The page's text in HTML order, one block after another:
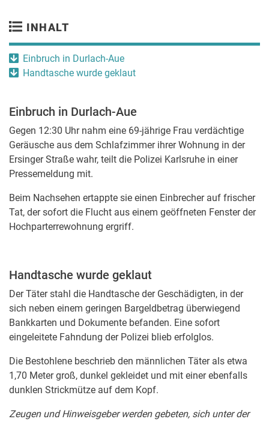
INHALT
Einbruch in Durlach-Aue
Handtasche wurde geklaut
Einbruch in Durlach-Aue
Gegen 12:30 Uhr nahm eine 69-jährige Frau verdächtige
Geräusche aus dem Schlafzimmer ihrer Wohnung in der
Ersinger Straße wahr, teilt die Polizei Karlsruhe in einer
Pressemeldung mit.
Beim Nachsehen ertappte sie einen Einbrecher auf frischer
Tat, der sofort die Flucht aus einem geöffneten Fenster der
Hochparterrewohnung ergriff.
Handtasche wurde geklaut
Der Täter stahl die Handtasche der Geschädigten, in der
sich neben einem geringen Bargeldbetrag überwiegend
Bankkarten und Dokumente befanden. Eine sofort
eingeleitete Fahndung der Polizei blieb erfolglos.
Die Bestohlene beschrieb den männlichen Täter als etwa
1,70 Meter groß, dunkel gekleidet und mit einer ebenfalls
dunklen Strickmütze auf dem Kopf.
Zeugen und Hinweisgeber werden gebeten, sich unter der